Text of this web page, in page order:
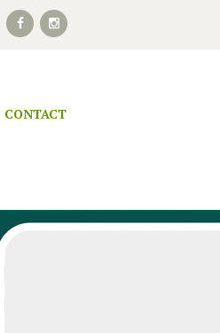
CONTACT